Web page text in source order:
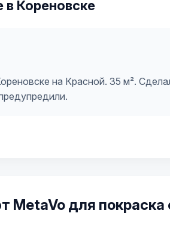
Кореновске
на Красной. 35 м².
MetaVo для покраска